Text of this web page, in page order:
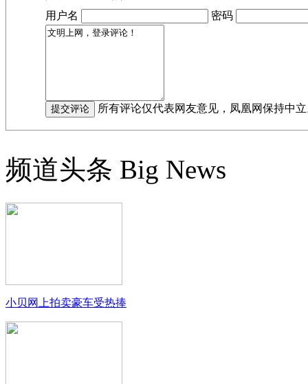
用户名
密码
所有评论仅代表网友意见，凤凰网保持中
频道头条 Big News
小贝网上拍卖豪车受热捧